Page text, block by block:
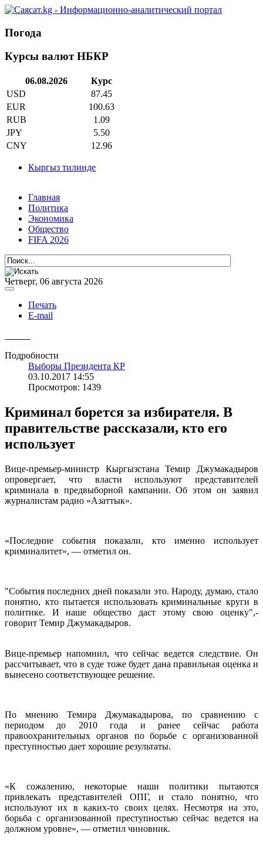
Погода
Курсы валют НБКР
06.08.2026
Курс
USD
87.45
EUR
100.63
RUB
1.09
JPY
5.50
CNY
12.96
Кыргыз тилинде
Главная
Политика
Экономика
Общество
FIFA 2026
Четверг, 06 августа 2026
Печать
E-mail
Подробности
Выборы Президента КР
03.10.2017 14:55
Просмотров: 1439
Криминал борется за избирателя. В
правительстве рассказали, кто его
использует
Вице-премьер-министр Кыргызстана Темир Джумакадыров
опровергает, что власти используют представителей
криминала в предвыборной кампании. Об этом он заявил
журналистам радио «Азаттык».
«Последние события показали, кто именно использует
криминалитет», — отметил он.
"События последних дней показали это. Народу, думаю, стало
понятно, кто пытается использовать криминальные круги в
политике. И наше общество даст этому свою оценку",-
говорит Темир Джумакадыров.
Вице-премьер напомнил, что сейчас ведется следствие. Он
рассчитывает, что в суде тоже будет дана правильная оценка и
вынесено соответствующее решение.
По мнению Темира Джумакадырова, по сравнению с
периодом до 2010 года и ранее сейчас работа
правоохранительных органов по борьбе с организованной
преступностью дает хорошие результаты.
«К сожалению, некоторые наши политики пытаются
привлекать представителей ОПГ, и стало понятно, что
используют их в каких-то своих целях. Несмотря на это,
борьба с организованной преступностью сейчас ведется на
должном уровне», — отметил чиновник.